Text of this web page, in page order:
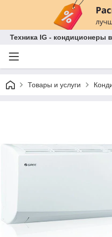
Техника IG - кондиционеры
Товары и услуги